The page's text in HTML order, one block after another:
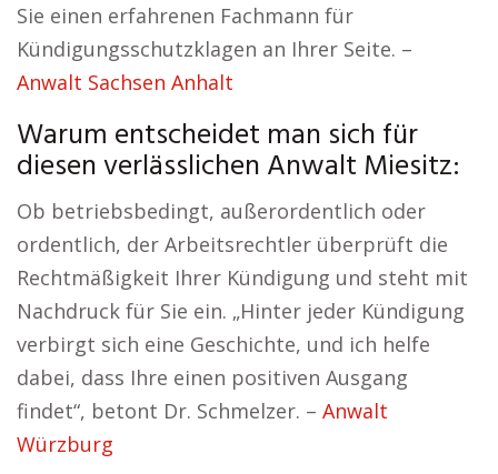
Sie einen erfahrenen Fachmann für
Kündigungsschutzklagen an Ihrer Seite. –
Anwalt Sachsen Anhalt
Warum entscheidet man sich für
diesen verlässlichen Anwalt Miesitz:
Ob betriebsbedingt, außerordentlich oder
ordentlich, der Arbeitsrechtler überprüft die
Rechtmäßigkeit Ihrer Kündigung und steht mit
Nachdruck für Sie ein. „Hinter jeder Kündigung
verbirgt sich eine Geschichte, und ich helfe
dabei, dass Ihre einen positiven Ausgang
findet“, betont Dr. Schmelzer. – Anwalt
Würzburg